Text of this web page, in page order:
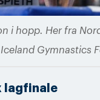
i hopp. Her fra
Gymnastics
lagfinale